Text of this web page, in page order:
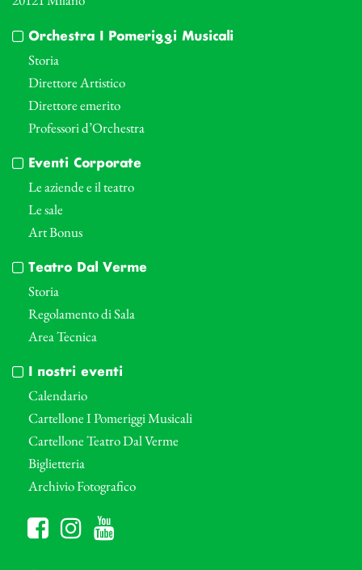
Orchestra I Pomeriggi Musicali
Storia
Direttore Artistico
Direttore emerito
Professori d’Orchestra
Eventi Corporate
Le aziende e il teatro
Le sale
Art Bonus
Teatro Dal Verme
Storia
Regolamento di Sala
Area Tecnica
I nostri eventi
Calendario
Cartellone I Pomeriggi Musicali
Cartellone Teatro Dal Verme
Biglietteria
Archivio Fotografico